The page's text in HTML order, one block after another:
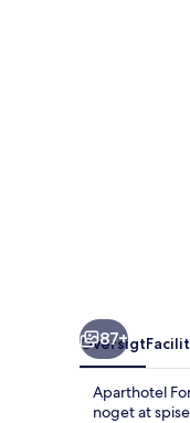
87+
Oversigt
Aparthotel
noget at